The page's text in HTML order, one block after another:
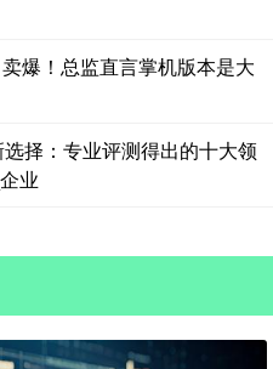
爆！总监直言掌机版本是大
择：专业评测得出的十大领
业